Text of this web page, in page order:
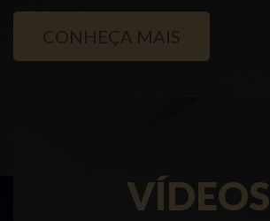
CONHEÇA MAIS
VÍDEOS